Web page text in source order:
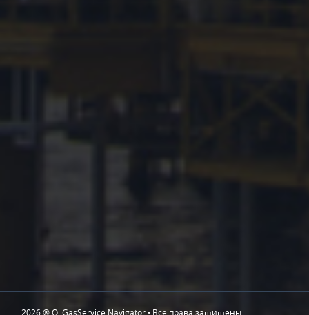
2026 ® OilGasService Navigator • Все права защищены